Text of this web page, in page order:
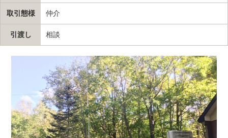
取引態様 仲介
引渡し 相談